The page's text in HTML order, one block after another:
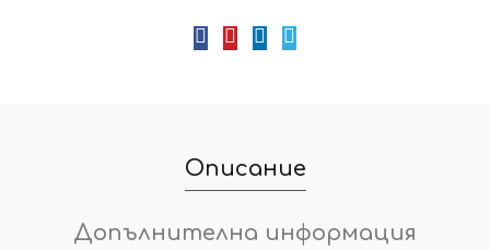
Описание
Допълнителна информация